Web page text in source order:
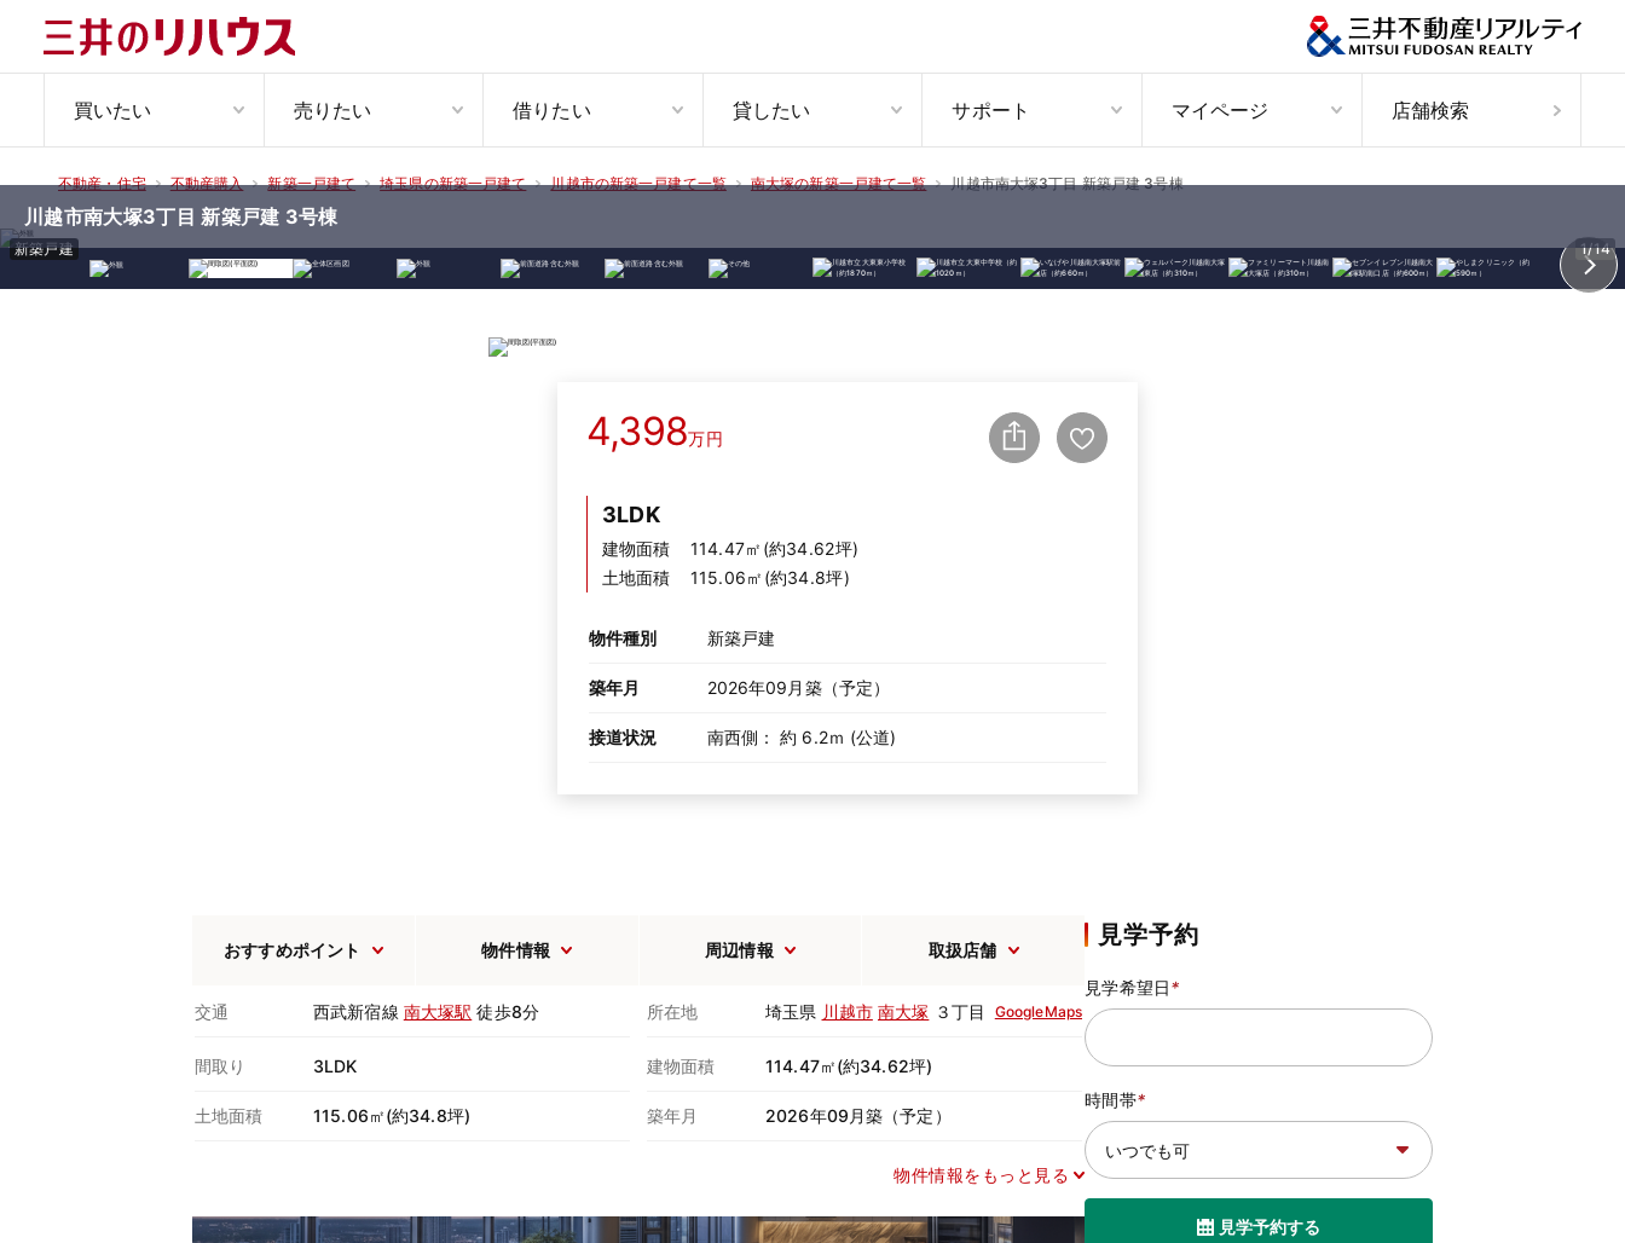
買いたい 売りたい 借りたい 貸したい サポート マイページ 店舗検索
不動産・住宅 不動産購入 新築一戸建て 埼玉県の新築一戸建て 川越市の新築一戸建て一覧 南大塚の新築一戸建て一覧 川越市南大塚3丁目 新築戸建 3号棟
新築戸建 1/14
川越市南大塚3丁目 新築戸建 3号棟
4,398万円
3LDK
建物面積
114.47㎡(約34.62坪)
土地面積
115.06㎡(約34.8坪)
物件種別 新築戸建
築年月 2026年09月築（予定）
接道状況 南西側： 約 6.2ｍ (公道)
おすすめポイント 物件情報 周辺情報 取扱店舗
交通 西武新宿線 南大塚駅 徒歩8分 所在地 埼玉県 川越市 南大塚 ３丁目 GoogleMaps
間取り 3LDK 建物面積 114.47㎡(約34.62坪)
土地面積 115.06㎡(約34.8坪) 築年月 2026年09月築（予定）
物件情報をもっと見る
見学予約
見学希望日*
時間帯*
見学予約する